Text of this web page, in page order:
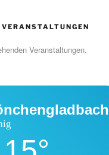
Veranstaltungen.